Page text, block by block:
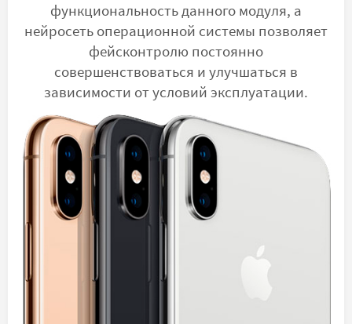
функциональность данного модуля, а
нейросеть операционной системы позволяет
фейсконтролю постоянно
совершенствоваться и улучшаться в
зависимости от условий эксплуатации.